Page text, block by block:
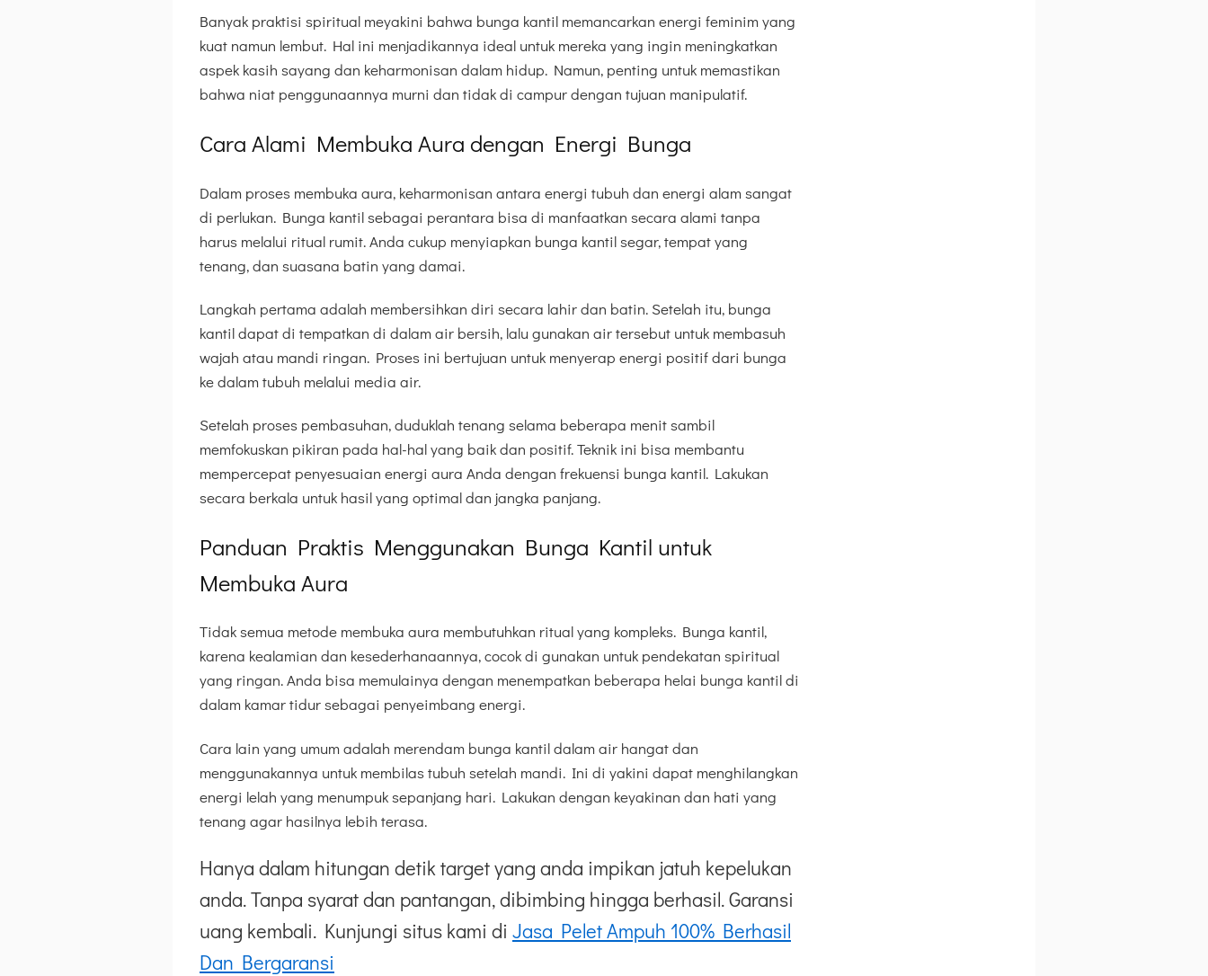
Banyak praktisi spiritual meyakini bahwa bunga kantil memancarkan energi feminim yang
kuat namun lembut. Hal ini menjadikannya ideal untuk mereka yang ingin meningkatkan
aspek kasih sayang dan keharmonisan dalam hidup. Namun, penting untuk memastikan
bahwa niat penggunaannya murni dan tidak di campur dengan tujuan manipulatif.
Cara Alami Membuka Aura dengan Energi Bunga
Dalam proses membuka aura, keharmonisan antara energi tubuh dan energi alam sangat
di perlukan. Bunga kantil sebagai perantara bisa di manfaatkan secara alami tanpa
harus melalui ritual rumit. Anda cukup menyiapkan bunga kantil segar, tempat yang
tenang, dan suasana batin yang damai.
Langkah pertama adalah membersihkan diri secara lahir dan batin. Setelah itu, bunga
kantil dapat di tempatkan di dalam air bersih, lalu gunakan air tersebut untuk membasuh
wajah atau mandi ringan. Proses ini bertujuan untuk menyerap energi positif dari bunga
ke dalam tubuh melalui media air.
Setelah proses pembasuhan, duduklah tenang selama beberapa menit sambil
memfokuskan pikiran pada hal-hal yang baik dan positif. Teknik ini bisa membantu
mempercepat penyesuaian energi aura Anda dengan frekuensi bunga kantil. Lakukan
secara berkala untuk hasil yang optimal dan jangka panjang.
Panduan Praktis Menggunakan Bunga Kantil untuk
Membuka Aura
Tidak semua metode membuka aura membutuhkan ritual yang kompleks. Bunga kantil,
karena kealamian dan kesederhanaannya, cocok di gunakan untuk pendekatan spiritual
yang ringan. Anda bisa memulainya dengan menempatkan beberapa helai bunga kantil di
dalam kamar tidur sebagai penyeimbang energi.
Cara lain yang umum adalah merendam bunga kantil dalam air hangat dan
menggunakannya untuk membilas tubuh setelah mandi. Ini di yakini dapat menghilangkan
energi lelah yang menumpuk sepanjang hari. Lakukan dengan keyakinan dan hati yang
tenang agar hasilnya lebih terasa.
Hanya dalam hitungan detik target yang anda impikan jatuh kepelukan
anda. Tanpa syarat dan pantangan, dibimbing hingga berhasil. Garansi
uang kembali. Kunjungi situs kami di Jasa Pelet Ampuh 100% Berhasil
Dan Bergaransi